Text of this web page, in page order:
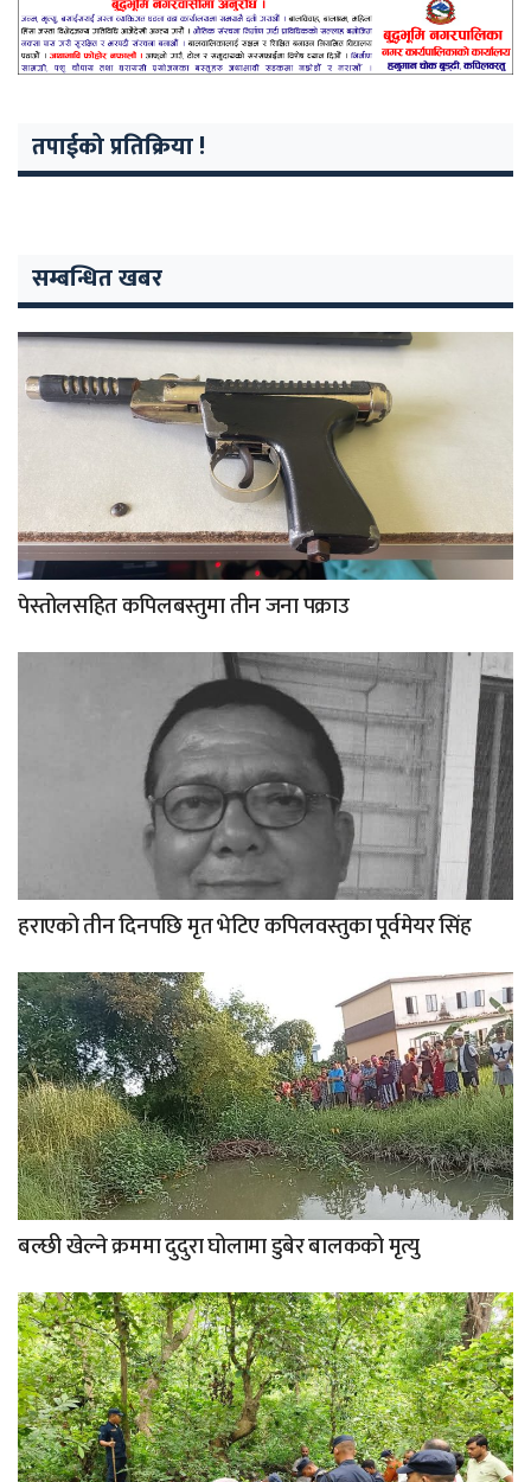
तपाईको प्रतिक्रिया !
सम्बन्धित खबर
पेस्तोलसहित कपिलबस्तुमा तीन जना पक्राउ
हराएको तीन दिनपछि मृत भेटिए कपिलवस्तुका पूर्वमेयर सिंह
बल्छी खेल्ने क्रममा दुदुरा घोलामा डुबेर बालकको मृत्यु